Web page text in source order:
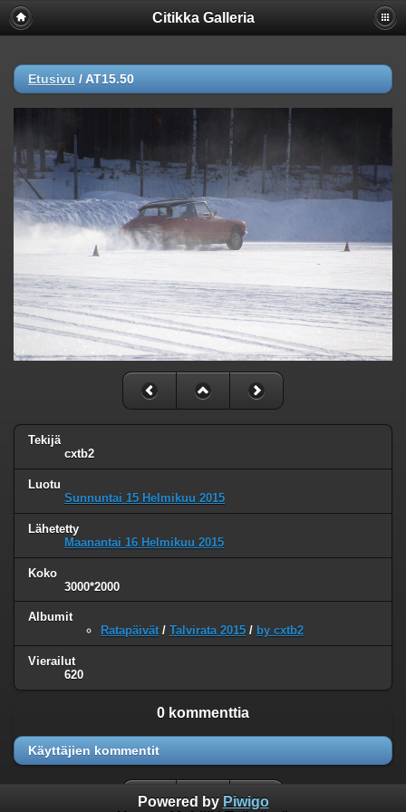
Citikka Galleria
Etusivu / AT15.50
Tekijä
cxtb2
Luotu
Sunnuntai 15 Helmikuu 2015
Lähetetty
Maanantai 16 Helmikuu 2015
Koko
3000*2000
Albumit
Ratapäivät / Talvirata 2015 / by cxtb2
Vierailut
620
0 kommenttia
Käyttäjien kommentit
Powered by Piwigo